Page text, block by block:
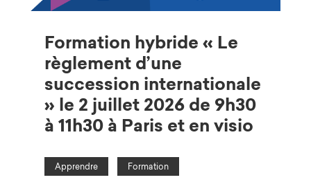
Formation hybride « Le
règlement d’une
succession internationale
» le 2 juillet 2026 de 9h30
à 11h30 à Paris et en visio
Apprendre Formation